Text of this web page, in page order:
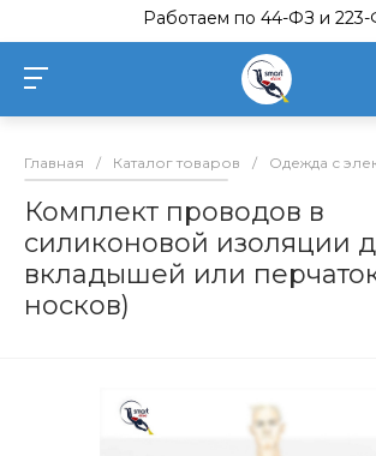
Работаем по 44-ФЗ и
Главная / Каталог товаров / Одежда с
Комплект проводов в
силиконовой изоляции
вкладышей или
носков)